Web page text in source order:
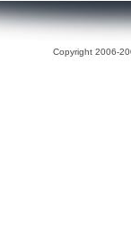
Copyright 2006-